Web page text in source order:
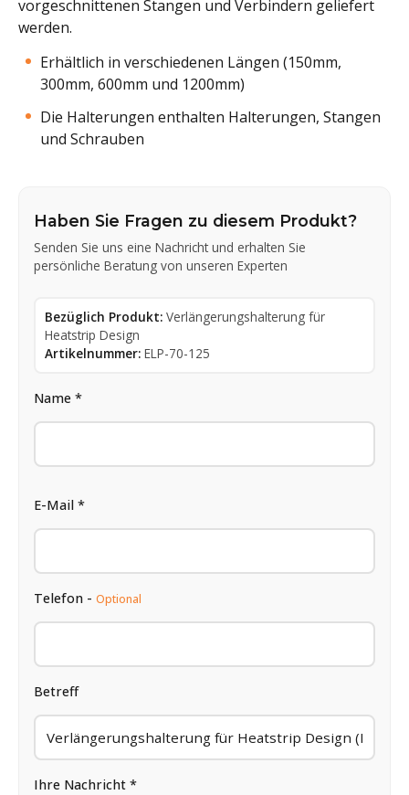
vorgeschnittenen Stangen und Verbindern geliefert
werden.
Erhältlich in verschiedenen Längen (150mm,
300mm, 600mm und 1200mm)
Die Halterungen enthalten Halterungen, Stangen
und Schrauben
Haben Sie Fragen zu diesem Produkt?
Senden Sie uns eine Nachricht und erhalten Sie
persönliche Beratung von unseren Experten
Bezüglich Produkt: Verlängerungshalterung für
Heatstrip Design
Artikelnummer: ELP-70-125
Name *
E-Mail *
Telefon - Optional
Betreff
Ihre Nachricht *